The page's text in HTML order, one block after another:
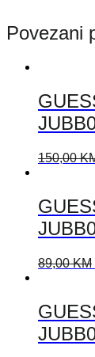
Povezani
150,00
89,00KM